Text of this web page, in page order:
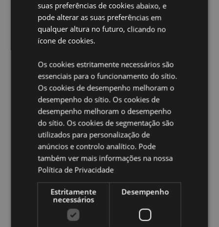
Apto para comida:Sim
Apto para microondas: Não
Apto para máquina de lavar loiça:
Ampliar informação:
Quer saber mais acerca de comprar na Puckator?
a nossaGuia de informação para o cliente.
Caracteristicas do Produto
Informação
Altura 13.5cm Largura 13.5cm Profundidade
5055071692741
36
0.516000
suas preferências de cookies abaixo, e
pode alterar as suas preferências em
qualquer altura no futuro, clicando no
ícone de cookies.
Os cookies estritamente necessários são
essenciais para o funcionamento do sítio.
Os cookies de desempenho melhoram o
desempenho do sítio. Os cookies de
desempenho melhoram o desempenho
do sítio. Os cookies de segmentação são
utilizados para personalização de
anúncios e controlo analítico. Pode
também ver mais informações na nossa
Política de Privacidade
Estritamente
necessários
Desempenho